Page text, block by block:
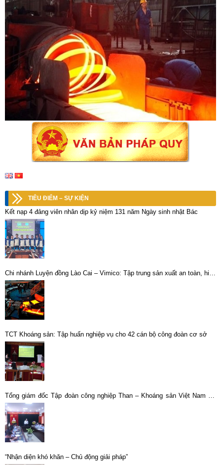
TIÊU ĐIỂM – SỰ KIỆN
Kết nạp 4 đảng viên nhân dịp kỷ niệm 131 năm Ngày sinh nhật Bác
Chi nhánh Luyện đồng Lào Cai – Vimico: Tập trung sản xuất an toàn, hiệu
quả ngay từ những tháng đầu, quý đầu năm 2023
TCT Khoáng sản: Tập huấn nghiệp vụ cho 42 cán bộ công đoàn cơ sở
Tổng giám đốc Tập đoàn công nghiệp Than – Khoáng sản Việt Nam tới
thăm và làm việc tại Chi nhánh Mỏ tuyển đồng Sin Quyền, Lào Cai –
Vimico
“Nhận diện khó khăn – Chủ động giải pháp”